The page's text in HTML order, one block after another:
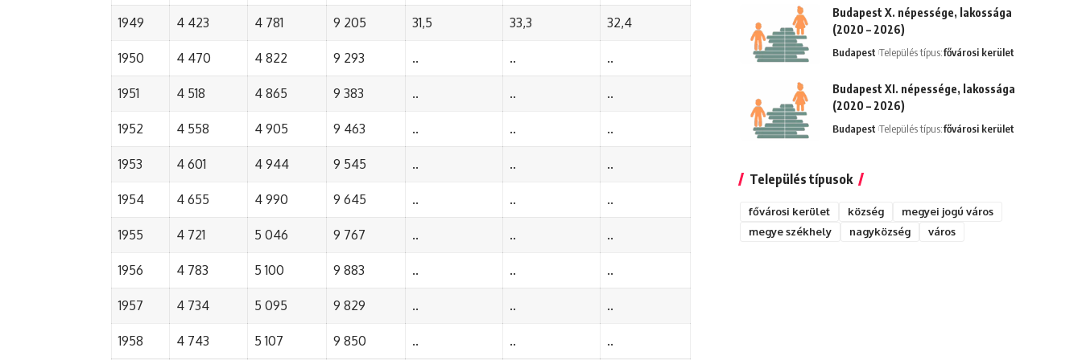
1949 4 423 4 781 9 205 31,5 33,3 32,4
1950 4 470 4 822 9 293 .. .. ..
1951 4 518 4 865 9 383 .. .. ..
1952 4 558 4 905 9 463 .. .. ..
1953 4 601 4 944 9 545 .. .. ..
1954 4 655 4 990 9 645 .. .. ..
1955 4 721 5 046 9 767 .. .. ..
1956 4 783 5 100 9 883 .. .. ..
1957 4 734 5 095 9 829 .. .. ..
1958 4 743 5 107 9 850 .. .. ..
Budapest X. népessége, lakossága
(2020 – 2026)
Budapest Település típus:fővárosi kerület
Budapest XI. népessége, lakossága
(2020 – 2026)
Budapest Település típus:fővárosi kerület
Település típusok
fővárosi kerület község
megyei jogú város
megye székhely
nagyközség város